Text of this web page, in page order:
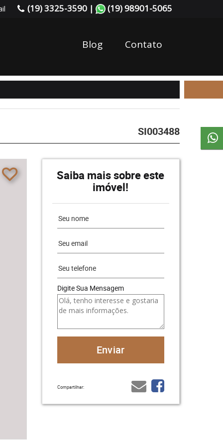
(19) 3325-3590 | (19) 98901-5065
Blog Contato
SI003488
Saiba mais sobre este
imóvel!
Digite Sua Mensagem
Compartilhar: